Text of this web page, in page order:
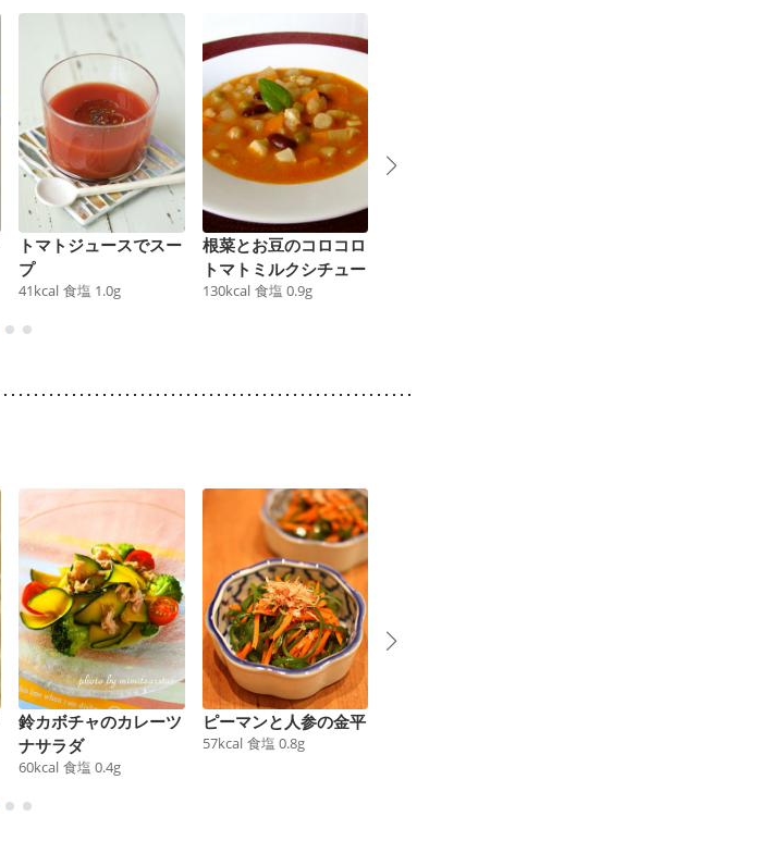
トマトジュースでスー
プ
41kcal 食塩 1.0g
根菜とお豆のコロコロ
トマトミルクシチュー
130kcal 食塩 0.9g
鈴カボチャのカレーツ
ナサラダ
60kcal 食塩 0.4g
ピーマンと人参の金平
57kcal 食塩 0.8g